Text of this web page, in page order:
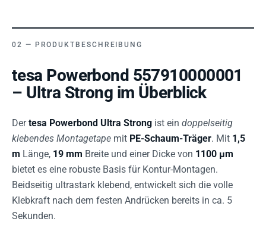
PRODUKTBESCHREIBUNG
tesa Powerbond 557910000001
– Ultra Strong im Überblick
Dertesa Powerbond Ultra Strong ist ein doppelseitig
klebendes Montagetape mit PE-Schaum-Träger. Mit 1,5
m Länge, 19 mm Breite und einer Dicke von 1100 µm
bietet es eine robuste Basis für Kontur-Montagen.
Beidseitig ultrastark klebend, entwickelt sich die volle
Klebkraft nach dem festen Andrücken bereits in ca. 5
Sekunden.